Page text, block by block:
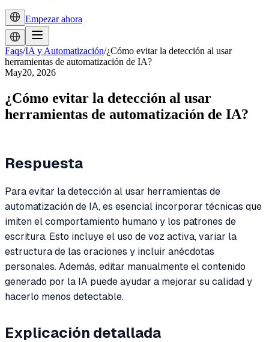
Empezar ahora
Faqs/IA y Automatización/¿Cómo evitar la detección al usar
herramientas de automatización de IA?
May20, 2026
¿Cómo evitar la detección al usar
herramientas de automatización de IA?
Respuesta
Para evitar la detección al usar herramientas de
automatización de IA, es esencial incorporar técnicas que
imiten el comportamiento humano y los patrones de
escritura. Esto incluye el uso de voz activa, variar la
estructura de las oraciones y incluir anécdotas
personales. Además, editar manualmente el contenido
generado por la IA puede ayudar a mejorar su calidad y
hacerlo menos detectable.
Explicación detallada